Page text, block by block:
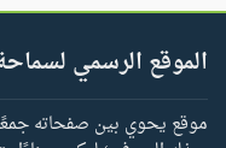
الموقع الرسمي
موقع يحوي بين صفحاته